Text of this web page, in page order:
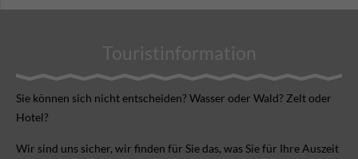
Touristinformation
Sie können sich nicht ent­scheiden? Wasser oder Wald? Zelt oder
Hotel?
Wir sind uns sicher, wir finden für Sie das, was Sie für Ihre Aus­zeit